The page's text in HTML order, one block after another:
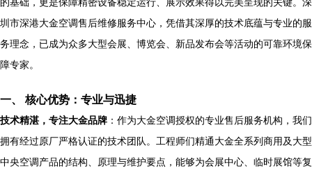
圳市深港大金空调售后维修服务中心，凭借其深厚的技术底蕴与专业的服
务理念，已成为众多大型会展、博览会、新品发布会等活动的可靠环境保
障专家。
一、 核心优势：专业与迅捷
技术精湛，专注大金品牌 ：作为大金空调授权的专业售后服务机构，我们
拥有经过原厂严格认证的技术团队。工程师们精通大金全系列商用及大型
中央空调产品的结构、原理与维护要点，能够为会展中心、临时展馆等复